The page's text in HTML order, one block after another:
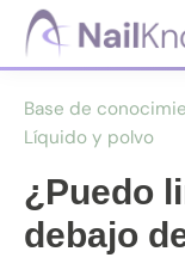
Saltar
principal
Saltar
página
de
uñas
Base de
Líquido y polvo
¿Puedo
debajo